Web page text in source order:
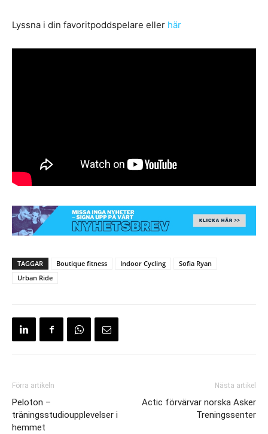
Lyssna i din favoritpoddspelare eller här
TAGGAR Boutique fitness Indoor Cycling
Sofia Ryan
Urban Ride
Förra artikeln
Peloton –
träningsstudioupplevelser i
hemmet
Nästa artikel
Actic förvärvar norska Asker
Treningssenter